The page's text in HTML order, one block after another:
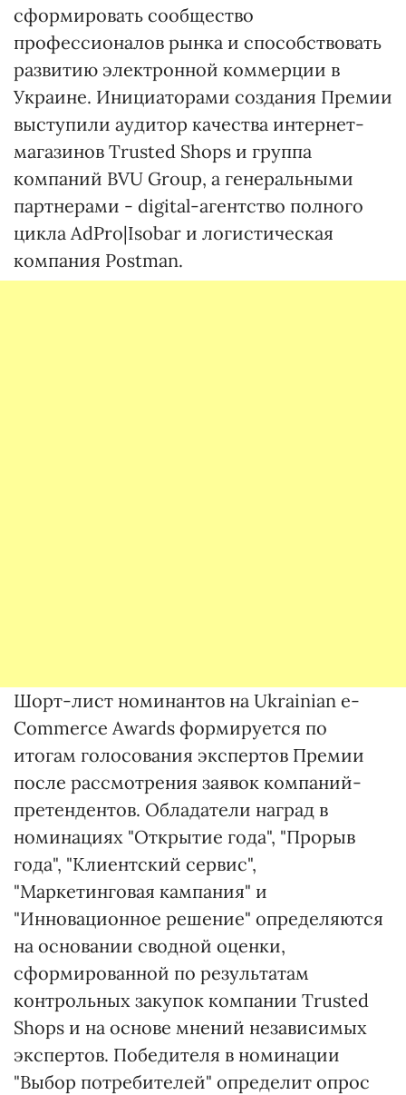
сформировать сообщество
профессионалов рынка и способствовать
развитию электронной коммерции в
Украине. Инициаторами создания Премии
выступили аудитор качества интернет-
магазинов Trusted Shops и группа
компаний BVU Group, а генеральными
партнерами - digital-агентство полного
цикла AdPro|Isobar и логистическая
компания Postman.
Шорт-лист номинантов на Ukrainian e-
Commerce Awards формируется по
итогам голосования экспертов Премии
после рассмотрения заявок компаний-
претендентов. Обладатели наград в
номинациях "Открытие года", "Прорыв
года", "Клиентский сервис",
"Маркетинговая кампания" и
"Инновационное решение" определяются
на основании сводной оценки,
сформированной по результатам
контрольных закупок компании Trusted
Shops и на основе мнений независимых
экспертов. Победителя в номинации
"Выбор потребителей" определит опрос